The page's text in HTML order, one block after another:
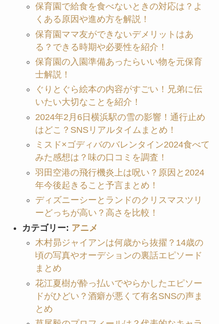
保育園で給食を食べないときの対応は？よ
くある原因や進め方を解説！
保育園ママ友ができないデメリットはあ
る？できる時期や必要性を紹介！
保育園の入園準備あったらいい物を元保育
士解説！
ぐりとぐら絵本の内容がすごい！兄弟に伝
いたい大切なことを紹介！
2024年2月6日横浜駅の雪の影響！通行止め
はどこ？SNSリアルタイムまとめ！
ミスド×ゴディバのバレンタイン2024食べて
みた感想は？味の口コミを調査！
羽田空港の飛行機炎上は呪い？原因と2024
年今後起きること予言まとめ！
ディズニーシーとランドのクリスマスツリ
ーどっちが高い？高さを比較！
カテゴリー: アニメ
木村昴ジャイアンは何歳から抜擢？14歳の
頃の写真やオーデションの裏話エピソード
まとめ
花江夏樹が酔っ払いでやらかしたエピソー
ドがひどい？酒癖が悪くて有名SNSの声ま
とめ